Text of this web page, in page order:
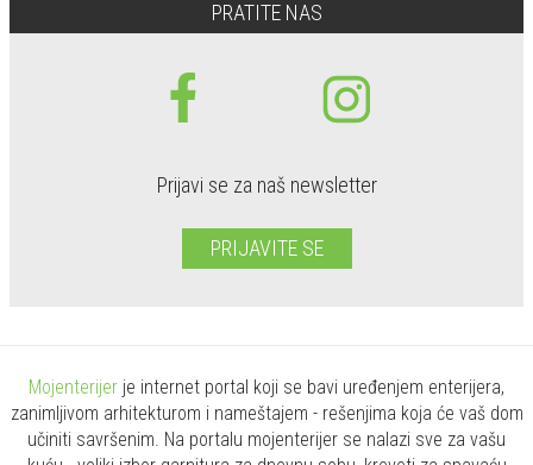
PRATITE NAS
Prijavi se za naš newsletter
PRIJAVITE SE
Mojenterijer je internet portal koji se bavi uređenjem enterijera,
zanimljivom arhitekturom i nameštajem - rešenjima koja će vaš dom
učiniti savršenim. Na portalu mojenterijer se nalazi sve za vašu